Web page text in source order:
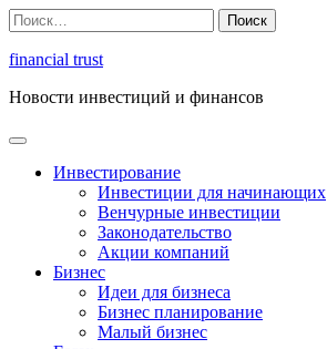
Перейти
к
содержимому
Найти:
financial trust
Новости инвестиций и финансов
Инвестирование
Инвестиции для начинающих
Венчурные инвестиции
Законодательство
Акции компаний
Бизнес
Идеи для бизнеса
Бизнес планирование
Малый бизнес